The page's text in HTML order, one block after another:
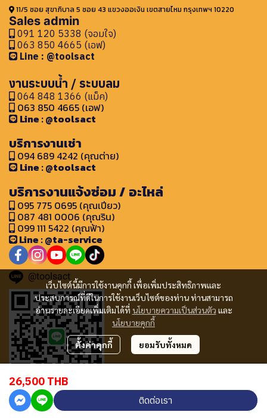
26,500 THB
ติดต่อเรา
เว็บไซต์นี้มีการใช้งานคุกกี้ เพื่อเพิ่มประสิทธิภาพและ
ประสบการณ์ที่ดีในการใช้งานเว็บไซต์ของท่าน ท่านสามารถ
อ่านรายละเอียดเพิ่มเติมได้ที่ นโยบายความเป็นส่วนตัว และ
นโยบายคุกกี้
ตั้งค่าคุกกี้ ยอมรับทั้งหมด
11/5 ซอย สุขาภิบาล 5 ซอย 43 แขวงออเงิน เขตสายไหม กรุงเทพฯ 10220
Sales admin
091 120 5338 (จอมใจ)
063 850 4665 (เอฟ)
Line : @toolsact
งานระบบน้ำ / ระบบลม
064 848 1366 (แม็ค)
063 850 4665 (เอฟ)
Line : @toolsact
บริการงานเช่า
094 689 4242 (คุณต่าย)
Line : @toolsact
บริการงานแจ้งซ่อม / อะไหล่
095 775 0695 (คุณเปียว)
087 481 0006 (คุณริน)
099 111 5422 (คุณฟ้า)
Line : @ta-service
@toolsact
Copyright © 2024 www.toolsact.com All rights reserved.